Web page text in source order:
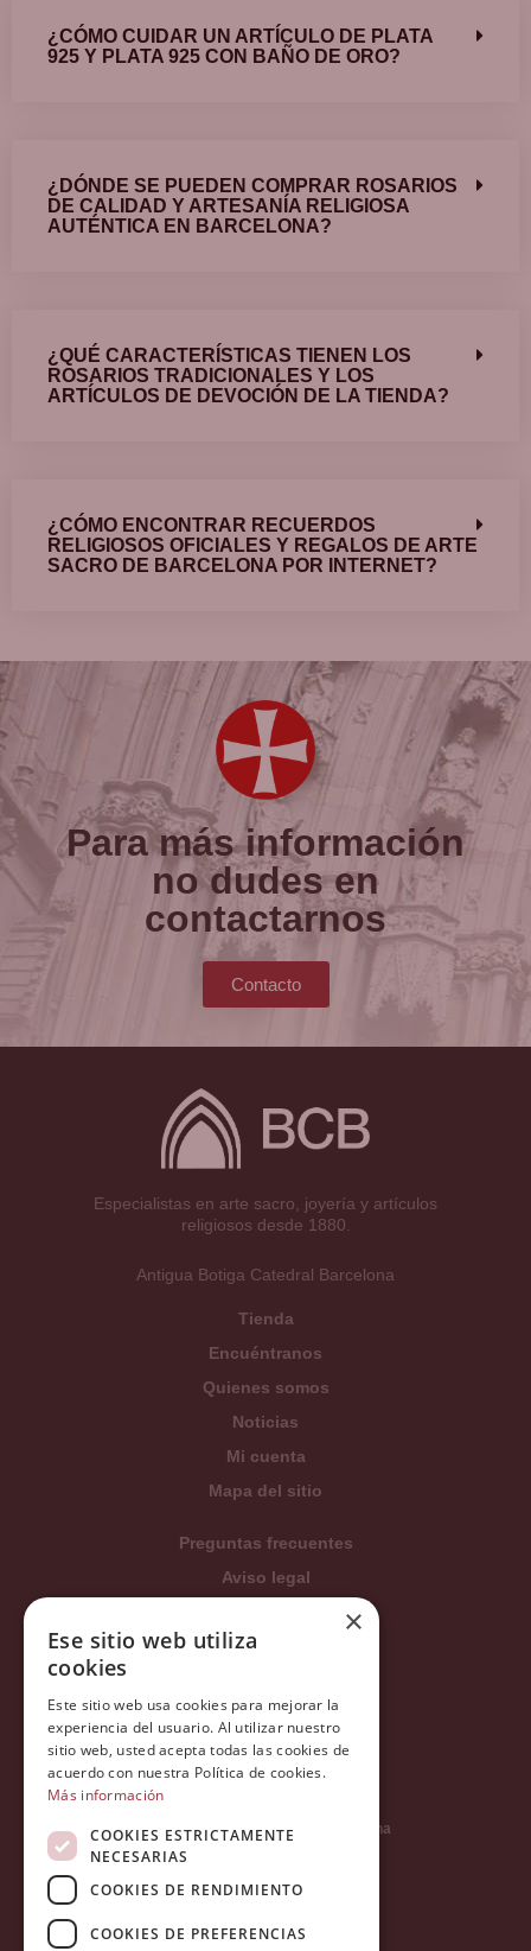
¿CÓMO CUIDAR UN ARTÍCULO DE PLATA
925 Y PLATA 925 CON BAÑO DE ORO?
¿DÓNDE SE PUEDEN COMPRAR ROSARIOS
DE CALIDAD Y ARTESANÍA RELIGIOSA
AUTÉNTICA EN BARCELONA?
¿QUÉ CARACTERÍSTICAS TIENEN LOS
ROSARIOS TRADICIONALES Y LOS
ARTÍCULOS DE DEVOCIÓN DE LA TIENDA?
¿CÓMO ENCONTRAR RECUERDOS
RELIGIOSOS OFICIALES Y REGALOS DE ARTE
SACRO DE BARCELONA POR INTERNET?
Para más información
no dudes en
contactarnos
Contacto
Especialistas en arte sacro, joyería y artículos
religiosos desde 1880.
Antigua Botiga Catedral Barcelona
Tienda
Encuéntranos
Quienes somos
Noticias
Mi cuenta
Mapa del sitio
Preguntas frecuentes
Aviso legal
Condiciones generales
Política de privacidad
Política Integrada
Tratamiento de datos
Carrer del Duc, 12 - 08002 Barcelona
×
Ese sitio web utiliza
cookies
Este sitio web usa cookies para mejorar la
experiencia del usuario. Al utilizar nuestro
sitio web, usted acepta todas las cookies de
acuerdo con nuestra Política de cookies.
Más información
COOKIES ESTRICTAMENTE
NECESARIAS
COOKIES DE RENDIMIENTO
COOKIES DE PREFERENCIAS